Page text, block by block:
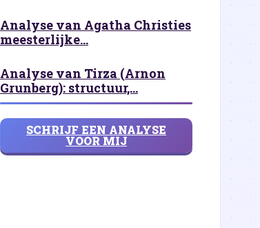
Analyse van Agatha Christies
meesterlijke...
Analyse van Tirza (Arnon
Grunberg): structuur,...
SCHRIJF EEN ANALYSE
VOOR MIJ